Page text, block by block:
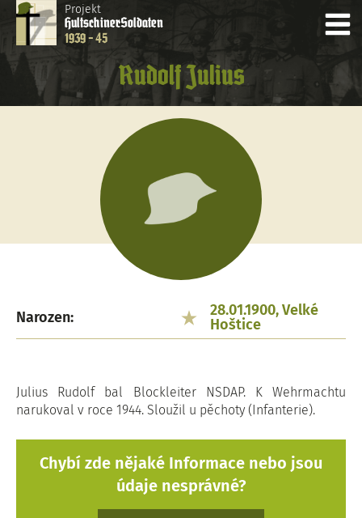
Projekt
HultschinerSoldaten
1939 - 45
Rudolf Julius
Narozen:
28.01.1900, Velké
Hoštice
Julius Rudolf bal Blockleiter NSDAP. K Wehrmachtu
narukoval v roce 1944. Sloužil u pěchoty (Infanterie).
Chybí zde nějaké Informace nebo jsou
údaje nesprávné?